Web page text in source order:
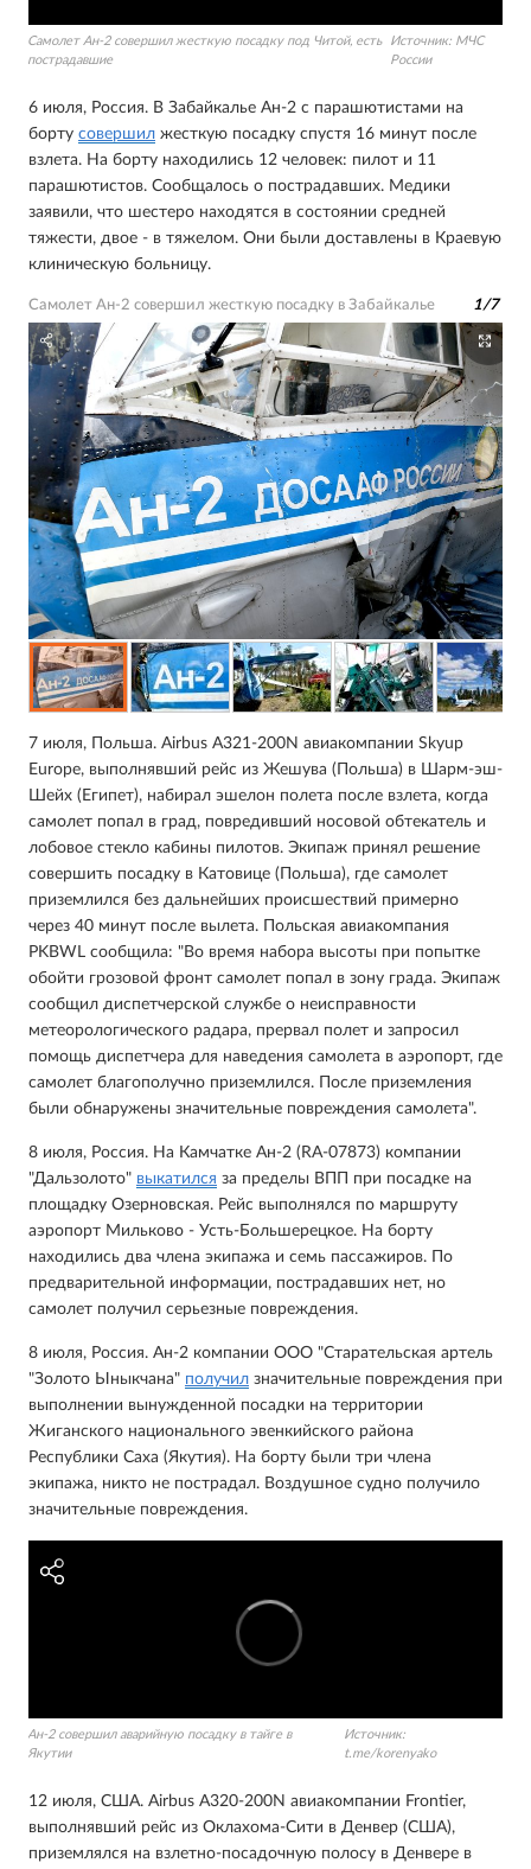
Самолет Ан-2 совершил жесткую посадку под Читой, есть
пострадавшие
Источник: МЧС
России
6 июля, Россия. В Забайкалье Ан-2 с парашютистами на
борту совершил жесткую посадку спустя 16 минут после
взлета. На борту находились 12 человек: пилот и 11
парашютистов. Сообщалось о пострадавших. Медики
заявили, что шестеро находятся в состоянии средней
тяжести, двое - в тяжелом. Они были доставлены в Краевую
клиническую больницу.
Самолет Ан-2 совершил жесткую посадку в Забайкалье 1/7
7 июля, Польша. Airbus A321-200N авиакомпании Skyup
Europe, выполнявший рейс из Жешува (Польша) в Шарм-эш-
Шейх (Египет), набирал эшелон полета после взлета, когда
самолет попал в град, повредивший носовой обтекатель и
лобовое стекло кабины пилотов. Экипаж принял решение
совершить посадку в Катовице (Польша), где самолет
приземлился без дальнейших происшествий примерно
через 40 минут после вылета. Польская авиакомпания
PKBWL сообщила: "Во время набора высоты при попытке
обойти грозовой фронт самолет попал в зону града. Экипаж
сообщил диспетчерской службе о неисправности
метеорологического радара, прервал полет и запросил
помощь диспетчера для наведения самолета в аэропорт, где
самолет благополучно приземлился. После приземления
были обнаружены значительные повреждения самолета".
8 июля, Россия. На Камчатке Ан-2 (RA-07873) компании
"Дальзолото" выкатился за пределы ВПП при посадке на
площадку Озерновская. Рейс выполнялся по маршруту
аэропорт Мильково - Усть-Большерецкое. На борту
находились два члена экипажа и семь пассажиров. По
предварительной информации, пострадавших нет, но
самолет получил серьезные повреждения.
8 июля, Россия. Ан-2 компании ООО "Старательская артель
"Золото Ыныкчана" получил значительные повреждения при
выполнении вынужденной посадки на территории
Жиганского национального эвенкийского района
Республики Саха (Якутия). На борту были три члена
экипажа, никто не пострадал. Воздушное судно получило
значительные повреждения.
Ан-2 совершил аварийную посадку в тайге в
Якутии
Источник:
t.me/korenyako
12 июля, США. Airbus A320-200N авиакомпании Frontier,
выполнявший рейс из Оклахома-Сити в Денвер (США),
приземлялся на взлетно-посадочную полосу в Денвере в